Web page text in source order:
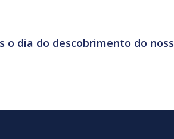
o dia do descobrimento do